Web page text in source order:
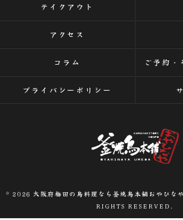
テイクアウト
アクセス
コラム ご予約
プライバシーポリシー
© 2026 大阪府梅田の鳥料理なら釜焼鳥本舗おやひな
RIGHTS RESERVED.